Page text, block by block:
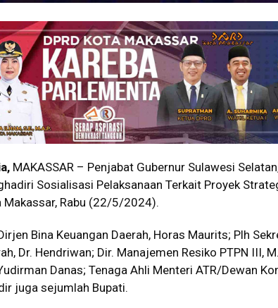
MAKASSAR – Penjabat Gubernur Sulawesi
Sosialisasi Pelaksanaan Terkait Proyek
Makassar, Rabu (22/5/2024).
Bina Keuangan Daerah, Horas Maurits; Plh
Dr. Hendriwan; Dir. Manajemen Resiko PTPN III,
Danas; Tenaga Ahli Menteri ATR/Dewan
juga sejumlah Bupati.